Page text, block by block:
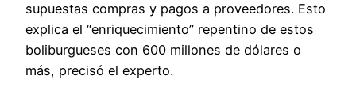
supuestas compras y pagos a proveedores. Esto
explica el “enriquecimiento” repentino de estos
boliburgueses con 600 millones de dólares o
más, precisó el experto.